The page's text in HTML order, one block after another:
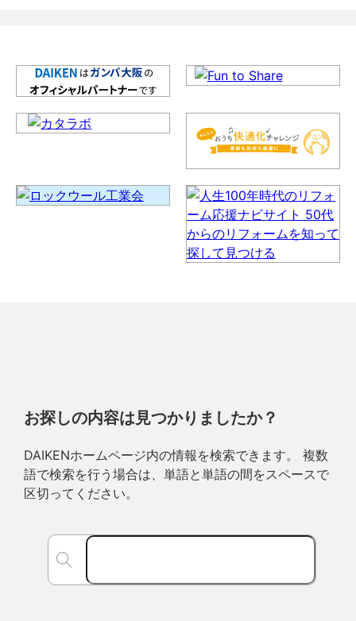
お探しの内容は見つかりましたか？
DAIKENホームページ内の情報を検索できます。 複数
語で検索を行う場合は、単語と単語の間をスペースで
区切ってください。